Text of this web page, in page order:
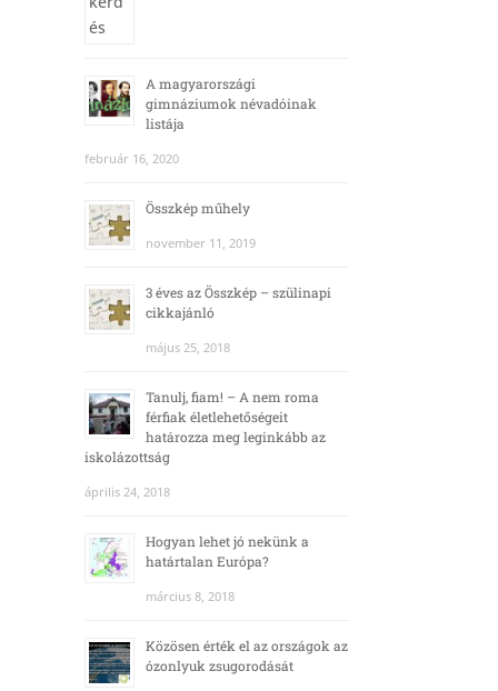
A magyarországi
gimnáziumok névadóinak
listája
február 16, 2020
Összkép műhely
november 11, 2019
3 éves az Összkép – szülinapi
cikkajánló
május 25, 2018
Tanulj, fiam! – A nem roma
férfiak életlehetőségeit
határozza meg leginkább az
iskolázottság
április 24, 2018
Hogyan lehet jó nekünk a
határtalan Európa?
március 8, 2018
Közösen érték el az országok az
ózonlyuk zsugorodását